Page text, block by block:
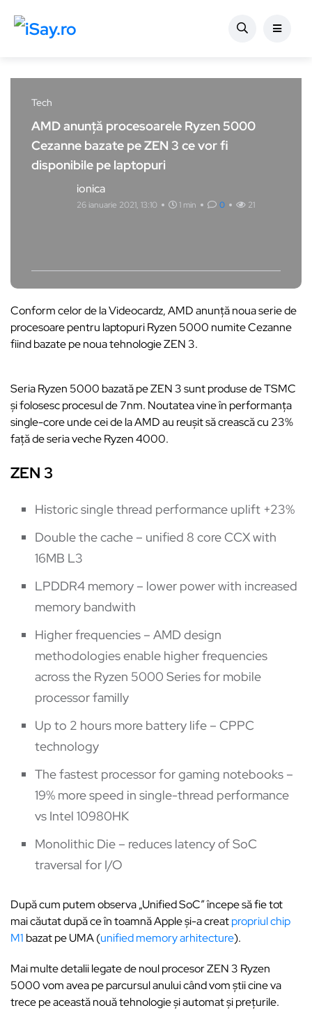
Tech
AMD anunță procesoarele Ryzen 5000
Cezanne bazate pe ZEN 3 ce vor fi
disponibile pe laptopuri
ionica
26 ianuarie 2021, 13:10 1 min 0 21
Conform celor de la Videocardz, AMD anunță noua serie de
procesoare pentru laptopuri Ryzen 5000 numite Cezanne
fiind bazate pe noua tehnologie ZEN 3.
Seria Ryzen 5000 bazată pe ZEN 3 sunt produse de TSMC
și folosesc procesul de 7nm. Noutatea vine în performanța
single-core unde cei de la AMD au reușit să crească cu 23%
față de seria veche Ryzen 4000.
ZEN 3
Historic single thread performance uplift +23%
Double the cache – unified 8 core CCX with
16MB L3
LPDDR4 memory – lower power with increased
memory bandwith
Higher frequencies – AMD design
methodologies enable higher frequencies
across the Ryzen 5000 Series for mobile
processor familly
Up to 2 hours more battery life – CPPC
technology
The fastest processor for gaming notebooks –
19% more speed in single-thread performance
vs Intel 10980HK
Monolithic Die – reduces latency of SoC
traversal for I/O
După cum putem observa „Unified SoC” începe să fie tot
mai căutat după ce în toamnă Apple și-a creatpropriul chip
M1 bazat pe UMA (unified memory arhitecture).
Mai multe detalii legate de noul procesor ZEN 3 Ryzen
5000 vom avea pe parcursul anului când vom știi cine va
trece pe această nouă tehnologie și automat și prețurile.